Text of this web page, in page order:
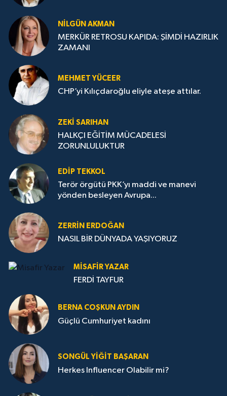
NILGÜN AKMAN
MERKÜR RETROSU KAPIDA: ŞİMDİ HAZIRLIK
ZAMANI
MEHMET YÜCEER
CHP’yi Kılıçdaroğlu eliyle ateşe attılar.
ZEKI SARIHAN
HALKÇI EĞİTİM MÜCADELESİ
ZORUNLULUKTUR
EDIP TEKKOL
Terör örgütü PKK’yı maddi ve manevi
yönden besleyen Avrupa...
ZERRIN ERDOĞAN
NASIL BİR DÜNYADA YAŞIYORUZ
MISAFIR YAZAR
FERDİ TAYFUR
BERNA COŞKUN AYDIN
Güçlü Cumhuriyet kadını
SONGÜL YIĞIT BAŞARAN
Herkes Influencer Olabilir mi?